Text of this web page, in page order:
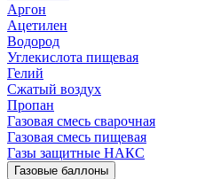
Аргон
Ацетилен
Водород
Углекислота пищевая
Гелий
Сжатый воздух
Пропан
Газовая смесь сварочная
Газовая смесь пищевая
Газы защитные НАКС
Газовые баллоны